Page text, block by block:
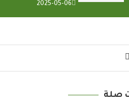
2025-05-06
صلة